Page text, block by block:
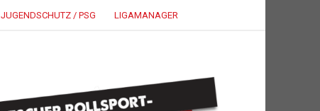
JUGENDSCHUTZ / PSG LIGAMANAGER